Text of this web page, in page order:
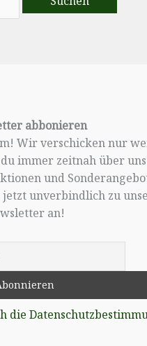
abbonieren
Wir verschicken nur
immer zeitnah über
und
unverbindlich zu
an!
die